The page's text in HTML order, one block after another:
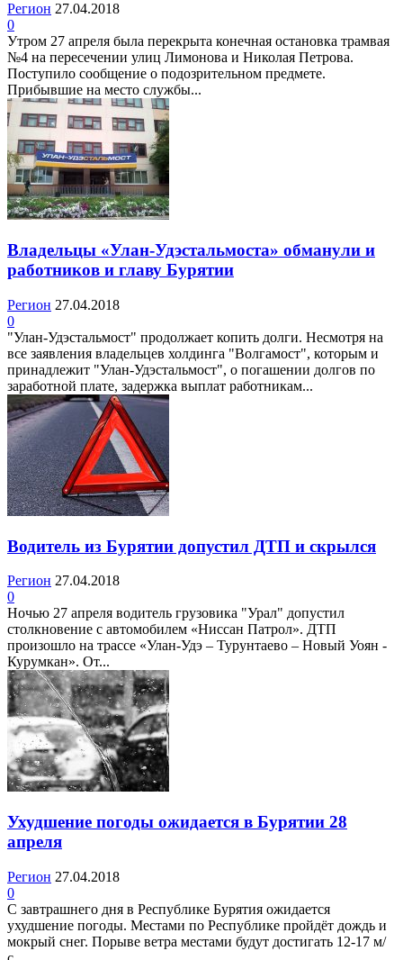
Регион 27.04.2018
0
Утром 27 апреля была перекрыта конечная остановка трамвая
№4 на пересечении улиц Лимонова и Николая Петрова.
Поступило сообщение о подозрительном предмете.
Прибывшие на место службы...
Владельцы «Улан-Удэстальмоста» обманули и
работников и главу Бурятии
Регион 27.04.2018
0
"Улан-Удэстальмост" продолжает копить долги. Несмотря на
все заявления владельцев холдинга "Волгамост", которым и
принадлежит "Улан-Удэстальмост", о погашении долгов по
заработной плате, задержка выплат работникам...
Водитель из Бурятии допустил ДТП и скрылся
Регион 27.04.2018
0
Ночью 27 апреля водитель грузовика "Урал" допустил
столкновение с автомобилем «Ниссан Патрол». ДТП
произошло на трассе «Улан-Удэ – Турунтаево – Новый Уоян -
Курумкан». От...
Ухудшение погоды ожидается в Бурятии 28
апреля
Регион 27.04.2018
0
С завтрашнего дня в Республике Бурятия ожидается
ухудшение погоды. Местами по Республике пройдёт дождь и
мокрый снег. Порыве ветра местами будут достигать 12-17 м/